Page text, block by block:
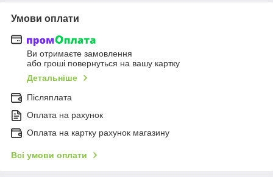
Умови оплати
Ви отримаєте замовлення
або гроші повернуться на вашу картку
Детальніше
Післяплата
Оплата на рахунок
Оплата на картку рахунок магазину
Всі умови оплати